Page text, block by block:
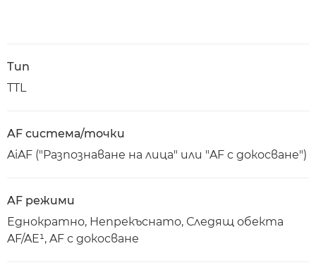
Тип
TTL
AF система/точки
AiAF ("Разпознаване на лица" или "AF с докосване")
AF режими
Еднократно, Непрекъснато, Следящ обекта
AF/AE¹, AF с докосване